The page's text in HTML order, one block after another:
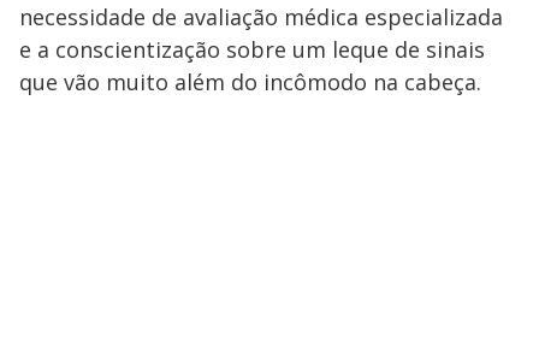
necessidade de avaliação médica especializada
e a conscientização sobre um leque de sinais
que vão muito além do incômodo na cabeça.